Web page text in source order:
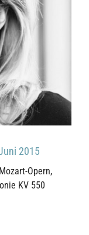
2015
Opern,
KV 550